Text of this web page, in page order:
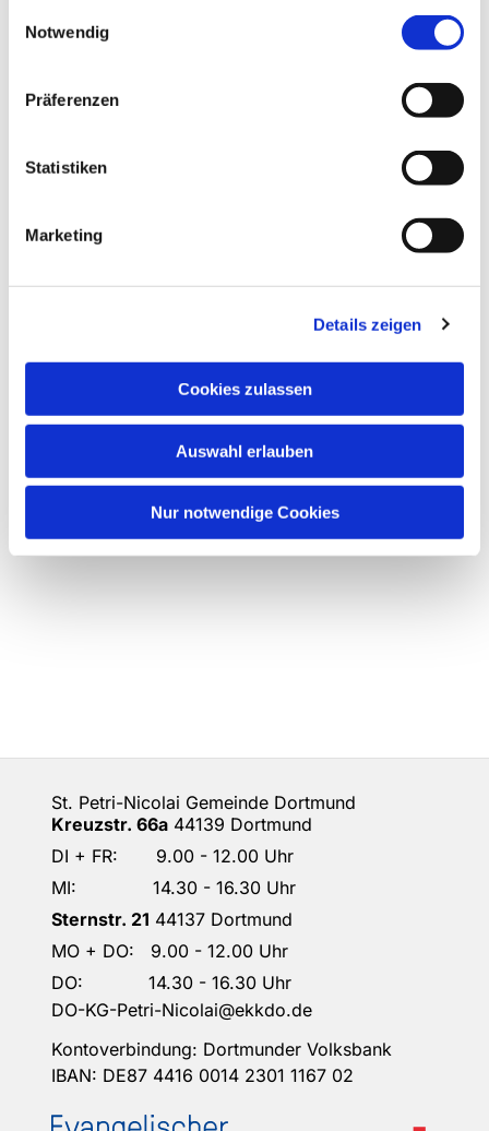
Notwendig
Präferenzen
Statistiken
Marketing
Details zeigen
Cookies zulassen
Auswahl erlauben
Nur notwendige Cookies
Dies könnte Sie auch
St. Petri-Nicolai Gemeinde Dortmund
Kreuzstr. 66a 44139 Dortmund
DI + FR: 9.00 - 12.00 Uhr
MI: 14.30 - 16.30 Uhr
Sternstr. 21 44137 Dortmund
MO + DO: 9.00 - 12.00 Uhr
DO: 14.30 - 16.30 Uhr
DO-KG-Petri-Nicolai@ekkdo.de
Kontoverbindung: Dortmunder Volksbank
IBAN: DE87 4416 0014 2301 1167 02